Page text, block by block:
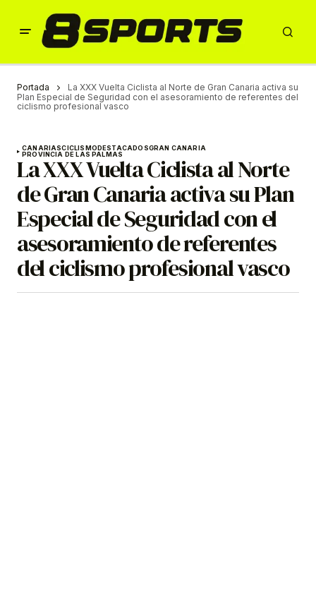
Portada
La XXX Vuelta Ciclista al Norte de Gran Canaria activa su
Plan Especial de Seguridad con el asesoramiento de referentes del
ciclismo profesional vasco
CANARIASCICLISMODESTACADOSGRAN CANARIA
PROVINCIA DE LAS PALMAS
La XXX Vuelta Ciclista al Norte
de Gran Canaria activa su Plan
Especial de Seguridad con el
asesoramiento de referentes
del ciclismo profesional vasco